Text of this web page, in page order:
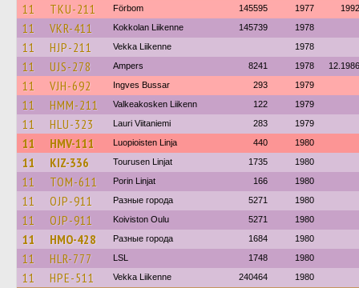
11 TKU-211 Förbom 145595 1977 1992
11 VKR-411 Kokkolan Liikenne 145739 1978
11 HJP-211 Vekka Liikenne 1978
11 UJS-278 Ampers 8241 1978 12.1986
11 VJH-692 Ingves Bussar 293 1979
11 HMM-211 Valkeakosken Liikenn 122 1979
11 HLU-323 Lauri Viitaniemi 283 1979
11 HMV-111 Luopioisten Linja 440 1980
11 KIZ-336 Tourusen Linjat 1735 1980
11 TOM-611 Porin Linjat 166 1980
11 OJP-911 Разные города 5271 1980
11 OJP-911 Koiviston Oulu 5271 1980
11 HMO-428 Разные города 1684 1980
11 HLR-777 LSL 1748 1980
11 HPE-511 Vekka Liikenne 240464 1980